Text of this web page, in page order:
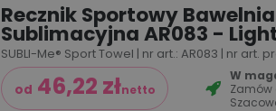
Recznik Sportowy
Sublimacyjna AR083 -
SUBLI-Me® Sport Towel | nr art.: AR083 | nr art.
od 46,22 złnetto
W
Zamów